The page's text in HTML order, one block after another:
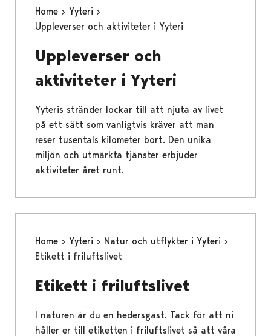
Home
Yyteri
Uppleverser och aktiviteter i Yyteri
Uppleverser och
aktiviteter i Yyteri
Yyteris stränder lockar till att njuta av livet
på ett sätt som vanligtvis kräver att man
reser tusentals kilometer bort. Den unika
miljön och utmärkta tjänster erbjuder
aktiviteter året runt.
Home Yyteri
Natur och utflykter i Yyteri
Etikett i friluftslivet
Etikett i friluftslivet
I naturen är du en hedersgäst. Tack för att ni
håller er till etiketten i friluftslivet så att våra